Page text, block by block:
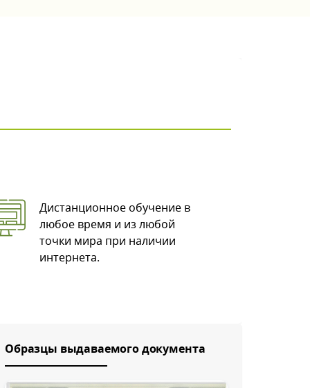
Дистанционное обучение в
любое время и из любой
точки мира при наличии
интернета.
Образцы выдаваемого документа